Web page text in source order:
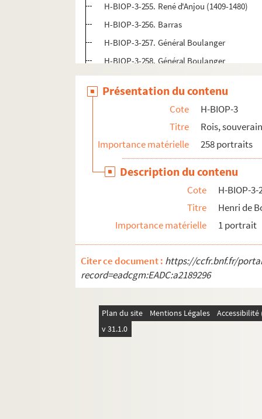
H-BIOP-3-255. René d'Anjou (1409-1480)
H-BIOP-3-256. Barras
H-BIOP-3-257. Général Boulanger
H-BIOP-3-258. Général Boulanger
H-BIOP-9. Portraits de personnages du
Présentation du contenu
Cote
H-BIOP-3
Titre
Rois,
Importance matérielle
258 portraits
Description du contenu
Cote
H-BIOP-3-
Titre
Henri de
Importance matérielle
1 portrait
Citer ce document : https://ccfr.bnf.fr/
record=eadcgm:EADC:a2189296
Plan du site Mentions Légales
v 31.1.0